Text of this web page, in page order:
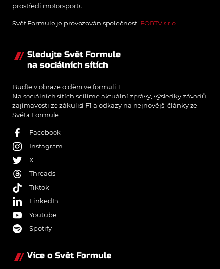
prostředí motorsportu.
Svět Formule je provozován společností FORTV s.r.o.
Sledujte Svět Formule
na sociálních sítích
Buďte v obraze o dění ve formuli 1.
Na sociálních sítích sdílíme aktuální zprávy, výsledky závodů,
zajímavosti ze zákulisí F1 a odkazy na nejnovější články ze
Světa Formule.
Facebook
Instagram
X
Threads
Tiktok
LinkedIn
Youtube
Spotify
Více o Svět Formule